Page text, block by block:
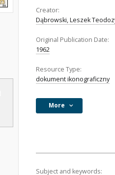
Creator:
Dąbrowski, Leszek
Original Publication Date:
1962
Resource Type:
dokument ikonograficzny
More
Subject and keywords: